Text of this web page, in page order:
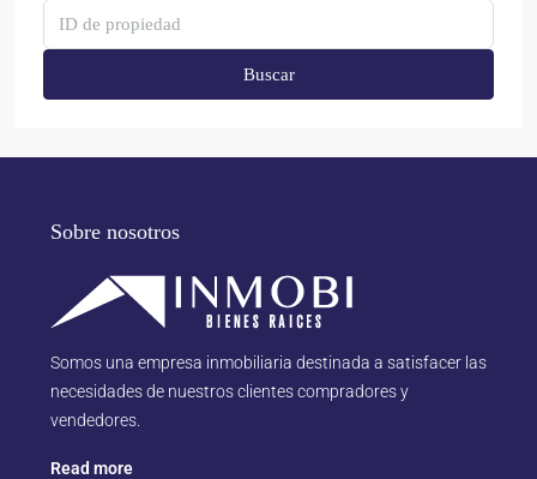
Buscar
Sobre nosotros
Somos una empresa inmobiliaria destinada a satisfacer las
necesidades de nuestros clientes compradores y
vendedores.
Read more